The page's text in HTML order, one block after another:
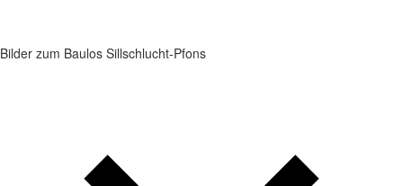
Bilder zum Baulos Sillschlucht-Pfons